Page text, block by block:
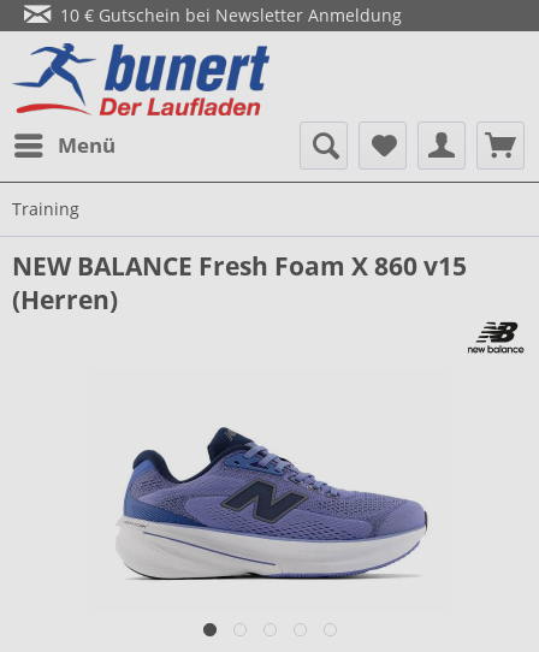
10 € Gutschein bei Newsletter Anmeldung
Menü
Training
NEW BALANCE Fresh Foam X 860 v15
(Herren)